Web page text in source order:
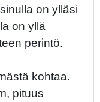
on ylläsi
on yllä
perintö.
kohtaa.
pituus